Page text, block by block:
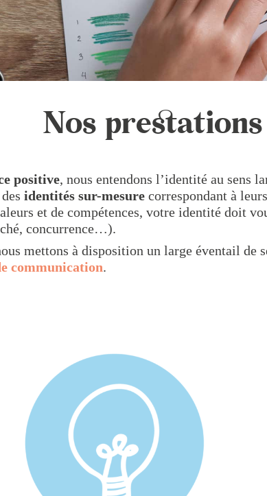
Nos prestations
positive, nous entendons l’identité au sens
desidentités sur-mesure correspondant à
et de compétences, votre identité doit
concurrence…).
mettons à disposition un large éventail
communication.